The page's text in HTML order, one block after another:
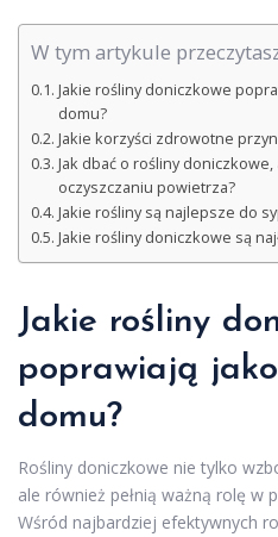
W tym artykule
Jakie rośliny doniczkowe
domu?
Jakie korzyści zdrowotne
Jak dbać o rośliny doniczkowe,
oczyszczaniu powietrza?
Jakie rośliny są najlepsze do
Jakie rośliny doniczkowe są
Jakie rośliny
poprawiają
domu?
Rośliny doniczkowe nie tylko
ale również pełnią ważną rolę w
Wśród najbardziej efektywnych